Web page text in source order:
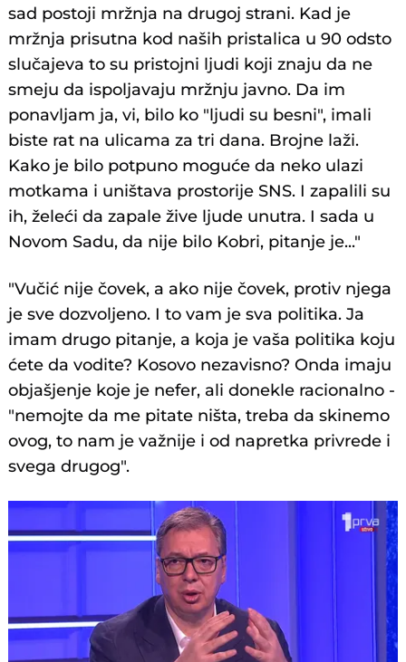
sad postoji mržnja na drugoj strani. Kad je
mržnja prisutna kod naših pristalica u 90 odsto
slučajeva to su pristojni ljudi koji znaju da ne
smeju da ispoljavaju mržnju javno. Da im
ponavljam ja, vi, bilo ko "ljudi su besni", imali
biste rat na ulicama za tri dana. Brojne laži.
Kako je bilo potpuno moguće da neko ulazi
motkama i uništava prostorije SNS. I zapalili su
ih, želeći da zapale žive ljude unutra. I sada u
Novom Sadu, da nije bilo Kobri, pitanje je..."
"Vučić nije čovek, a ako nije čovek, protiv njega
je sve dozvoljeno. I to vam je sva politika. Ja
imam drugo pitanje, a koja je vaša politika koju
ćete da vodite? Kosovo nezavisno? Onda imaju
objašjenje koje je nefer, ali donekle racionalno -
"nemojte da me pitate ništa, treba da skinemo
ovog, to nam je važnije i od napretka privrede i
svega drugog".